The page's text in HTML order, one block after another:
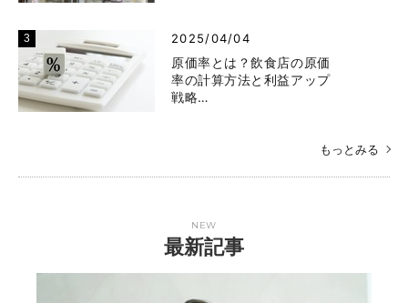
2025/04/04
原価率とは？飲食店の原価
率の計算方法と利益アップ
戦略…
もっとみる
NEW
最新記事